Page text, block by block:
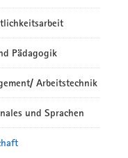
Pädagogik
Arbeitstechnik
und Sprachen